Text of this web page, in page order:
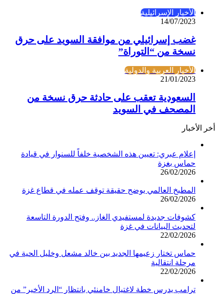
الأخبار الإسرائيلية
14/07/2023
غضب إسرائيلي من موافقة السويد على حرق
نسخة من “التوراة”
الأخبار العربية والدولية
21/01/2023
السعودية تعقب على حادثة حرق نسخة من
المصحف في السويد
أخر الأخبار
إعلام عبري: تعيين هذه الشخصية خلفاً للسنوار في قيادة
حماس بغزة
26/02/2026
المطبخ العالمي يوضح حقيقة توقف عمله في قطاع غزة
26/02/2026
كشوفات جديدة لمستفيدي الغاز.. وفتح الدورة التاسعة
لتحديث البيانات في غزة
22/02/2026
حماس تختار زعيمها الجديد بين خالد مشعل وخليل الحية في
مرحلة انتقالية
22/02/2026
ترامب يدرس خطة لاغتيال خامنئي بانتظار “الرد الأخير” من